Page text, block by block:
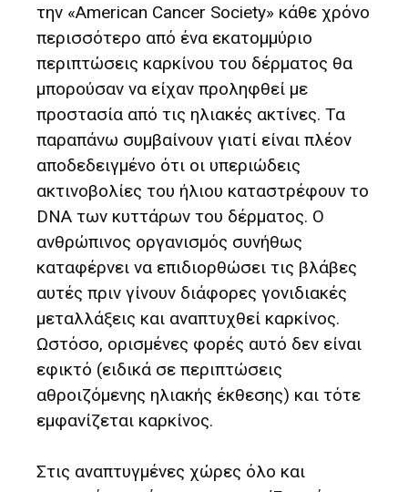
την «American Cancer Society» κάθε χρόνο
περισσότερο από ένα εκατομμύριο
περιπτώσεις καρκίνου του δέρματος θα
μπορούσαν να είχαν προληφθεί με
προστασία από τις ηλιακές ακτίνες. Τα
παραπάνω συμβαίνουν γιατί είναι πλέον
αποδεδειγμένο ότι οι υπεριώδεις
ακτινοβολίες του ήλιου καταστρέφουν το
DNA των κυττάρων του δέρματος. Ο
ανθρώπινος οργανισμός συνήθως
καταφέρνει να επιδιορθώσει τις βλάβες
αυτές πριν γίνουν διάφορες γονιδιακές
μεταλλάξεις και αναπτυχθεί καρκίνος.
Ωστόσο, ορισμένες φορές αυτό δεν είναι
εφικτό (ειδικά σε περιπτώσεις
αθροιζόμενης ηλιακής έκθεσης) και τότε
εμφανίζεται καρκίνος.
Στις αναπτυγμένες χώρες όλο και